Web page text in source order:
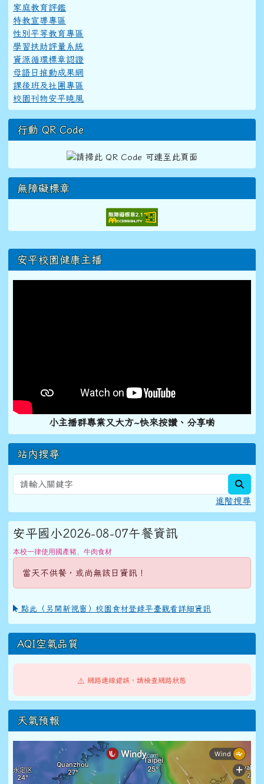
家庭教育評鑑
特教宣導專區
性別平等教育專區
學習扶助評量系統
資源循環標章認證
母語日推動成果網
課後班及社團專區
校園刊物安平曉風
行動 QR Code
無障礙標章
右邊區域內容
安平校園健康主播
小主播群專業又大方~快來按讚、分享喲
站內搜尋
進階搜尋
安平國小2026-08-07午餐資訊
本校一律使用國產豬、牛肉食材
當天不供餐，或尚無該日資訊！
點此（另開新視窗）校園食材登錄平臺觀看詳細資訊
AQI空氣品質
⚠️ 網路連線錯誤，請檢查網路狀態
天氣預報